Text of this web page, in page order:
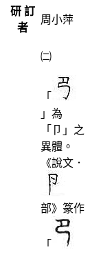
研 訂
者
周小萍
㈡
「
」為
「卩」之
異體。
《說文．
部》篆作
「